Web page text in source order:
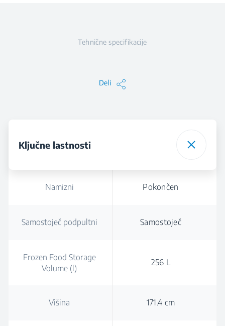
Tehnične specifikacije
Deli
Ključne lastnosti
Namizni Pokončen
Samostoječ podpultni Samostoječ
Frozen Food Storage
Volume (l)
256 L
Višina 171.4 cm